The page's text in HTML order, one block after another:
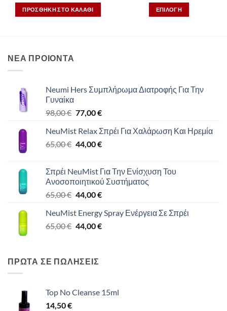
ΠΡΟΣΘΉΚΗ ΣΤΟ ΚΑΛΆΘΙ ΕΠΙΛΟΓΉ
Οι
επιλογές
επιλεγούν
στη
προϊόντος
ΝΕΑ ΠΡΟΙΟΝΤΑ
Neumi Hers Συμπλήρωμα Διατροφής Για Την
Γυναίκα
98,00€ Original
was:
98,00 €.
77,00€Η
τιμή
είναι:
NeuMist Relax Σπρέι Για Χαλάρωση Και Ηρεμία
65,00€ Original
65,00 €.
44,00€Η
είναι:
44,00 €.
Σπρέι NeuMist Για Την Ενίσχυση Του
Ανοσοποιητικού Συστήματος
65,00€ Original
was:
65,00 €.
44,00€Η
τιμή
είναι:
NeuMist Energy Spray Ενέργεια Σε Σπρέι
65,00€ Original
65,00 €.
44,00€Η
ΠΡΩΤΑ ΣΕ ΠΩΛΗΣΕΙΣ
Top No Cleanse 15ml
14,50€